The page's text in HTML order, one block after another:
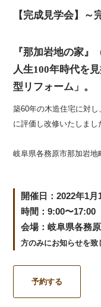
【完成見学会】～
『那加岩地の家』
人生100年時代を
型リフォーム」。
築60年の木造住宅に対
に評価し改修いたしまし
岐阜県各務原市那加岩地
開催日：2022年1
時間：9:00〜
会場：岐阜県各務
方のみにお知らせを致
予約する